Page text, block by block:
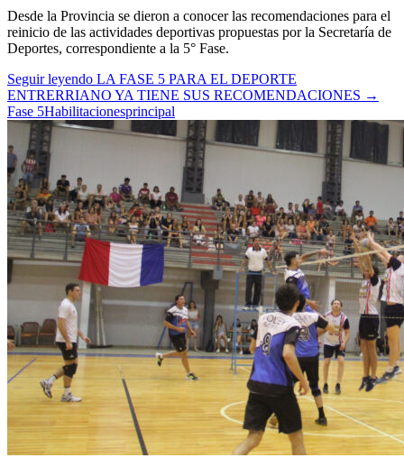
Desde la Provincia se dieron a conocer las recomendaciones para el
reinicio de las actividades deportivas propuestas por la Secretaría de
Deportes, correspondiente a la 5° Fase.
Seguir leyendo LA FASE 5 PARA EL DEPORTE
ENTRERRIANO YA TIENE SUS RECOMENDACIONES →
Fase 5Habilitacionesprincipal